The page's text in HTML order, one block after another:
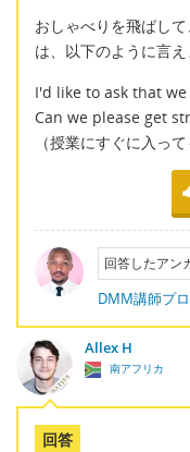
おしゃべりを飛ばし
は、以下のように言え
I'd like to ask that
Can we please get
（授業にすぐに入っ
回答したアン
DMM講師プ
Allex H
南アフリカ
回答